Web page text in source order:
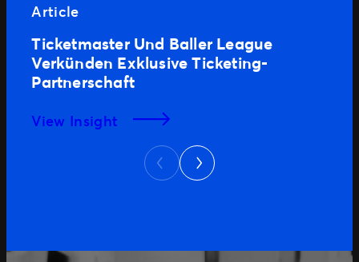
Article
Ticketmaster Und Baller League
Verkünden Exklusive Ticketing-
Partnerschaft
View Insight
Previous
Next